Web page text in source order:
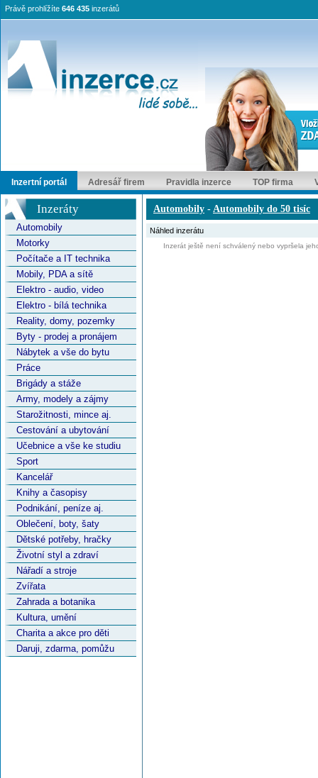
Právě prohlížíte 646 435 inzerátů
Inzertní portál Adresář firem Pravidla inzerce TOP firma
Inzeráty
Automobily
Motorky
Počítače a IT technika
Mobily, PDA a sítě
Elektro - audio, video
Elektro - bílá technika
Reality, domy, pozemky
Byty - prodej a pronájem
Nábytek a vše do bytu
Práce
Brigády a stáže
Army, modely a zájmy
Starožitnosti, mince aj.
Cestování a ubytování
Učebnice a vše ke studiu
Sport
Kancelář
Knihy a časopisy
Podnikání, peníze aj.
Oblečení, boty, šaty
Dětské potřeby, hračky
Životní styl a zdraví
Nářadí a stroje
Zvířata
Zahrada a botanika
Kultura, umění
Charita a akce pro děti
Daruji, zdarma, pomůžu
Automobily - Automobily do 50 tisíc
Náhled inzerátu
Inzerát ještě není schválený nebo vypršela